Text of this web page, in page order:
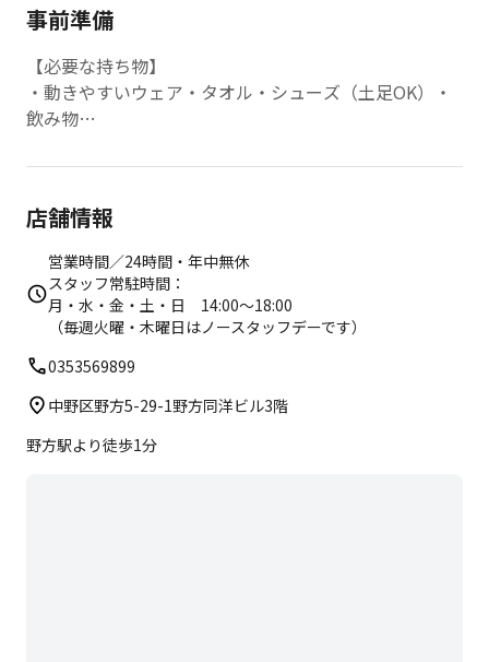
事前準備
【必要な持ち物】
・動きやすいウェア・タオル・シューズ（土足OK）・
飲み物
【店内レンタル・販売品】
店舗情報
営業時間／24時間・年中無休
スタッフ常駐時間：
月・水・金・土・日 14:00〜18:00
（毎週火曜・木曜日はノースタッフデーです）
0353569899
中野区野方5-29-1野方同洋ビル3階
野方駅より徒歩1分